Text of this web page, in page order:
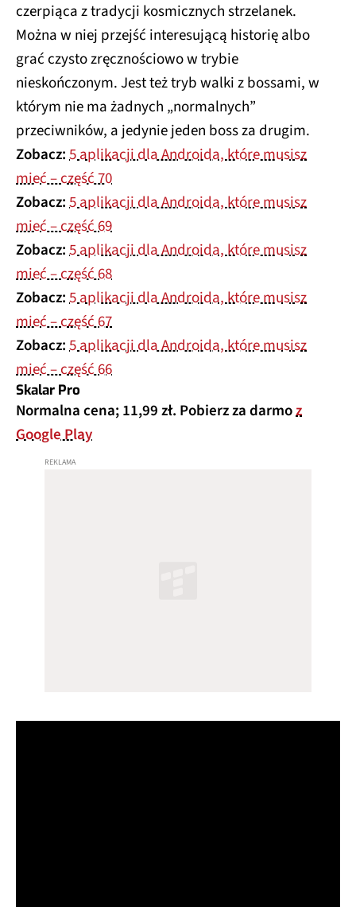
czerpiąca z tradycji kosmicznych strzelanek.
Można w niej przejść interesującą historię albo
grać czysto zręcznościowo w trybie
nieskończonym. Jest też tryb walki z bossami, w
którym nie ma żadnych „normalnych”
przeciwników, a jedynie jeden boss za drugim.
Zobacz:5 aplikacji dla Androida, które musisz
mieć – część 70
Zobacz:5 aplikacji dla Androida, które musisz
mieć – część 69
Zobacz:5 aplikacji dla Androida, które musisz
mieć – część 68
Zobacz:5 aplikacji dla Androida, które musisz
mieć – część 67
Zobacz:5 aplikacji dla Androida, które musisz
mieć – część 66
Skalar Pro
Normalna cena; 11,99 zł. Pobierz za darmoz
Google Play